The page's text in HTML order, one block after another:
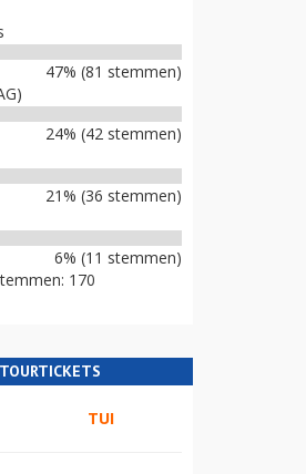
47% (81 stemmen)
24% (42 stemmen)
21% (36 stemmen)
6% (11 stemmen)
170
TUI